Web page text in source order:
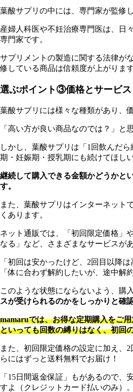
葉酸サプリの中には、専門家が監修
産婦人科医や不妊治療専門医は、日
専門家です。
サプリメントの製造に関する法律が
修している商品は信頼度が上がります
選ぶポイント③価格とサービス
葉酸サプリには様々な種類があり、
「高い方が良い商品なのでは？」と
しかし、葉酸サプリは「1回飲んだ
期・妊娠期・授乳期にも続けてほし
継続して購入できる金額かどうかと
す。
ま た、葉酸サプリはインターネット
くあります。
ネット通販では、「初回限定価格」
なる」など、さまざまなサービスが
「初回は安かったけど、2回目以降は
「体に合わず解約したいが、途中解
このような状態にならないよう、購
スが受けられるのかをしっかりと確
mamaruでは、お得な定期購入をご
といっても回数の縛りはなく、初回
また、初回限定価格の設定に加え、
らにはずっと送料無料でお届け！
「15日間返金保証」もがあるので、
すよ（クレジットカード払いのみ）。